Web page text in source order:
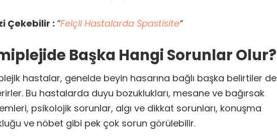
Çekebilir : “Felçli Hastalarda Spastisite“
Başka Hangi Sorunlar Olur?
hastalar, genelde beyin hasarına bağlı başka belirtiler de
Bu hastalarda duyu bozuklukları, mesane ve bağırsak
psikolojik sorunlar, algı ve dikkat sorunları, konuşma
ve nöbet gibi pek çok sorun görülebilir.